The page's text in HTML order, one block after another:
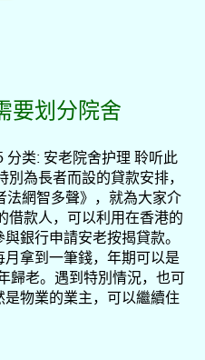
要划分院舍
分类: 安老院舍护理 聆听此
為長者而設的貸款安排，
法網智多聲》，就為大家介
借款人，可以利用在香港的
銀行申請安老按揭貸款。
拿到一筆錢，年期可以是
歸老。遇到特別情況，也可
物業的業主，可以繼續住